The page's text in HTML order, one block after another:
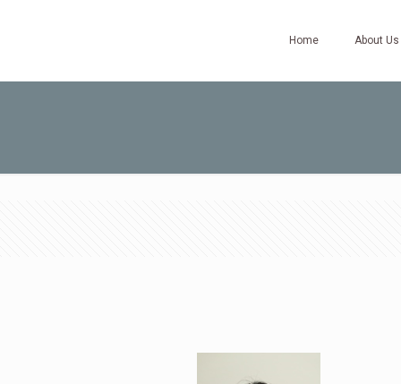
Home About Us